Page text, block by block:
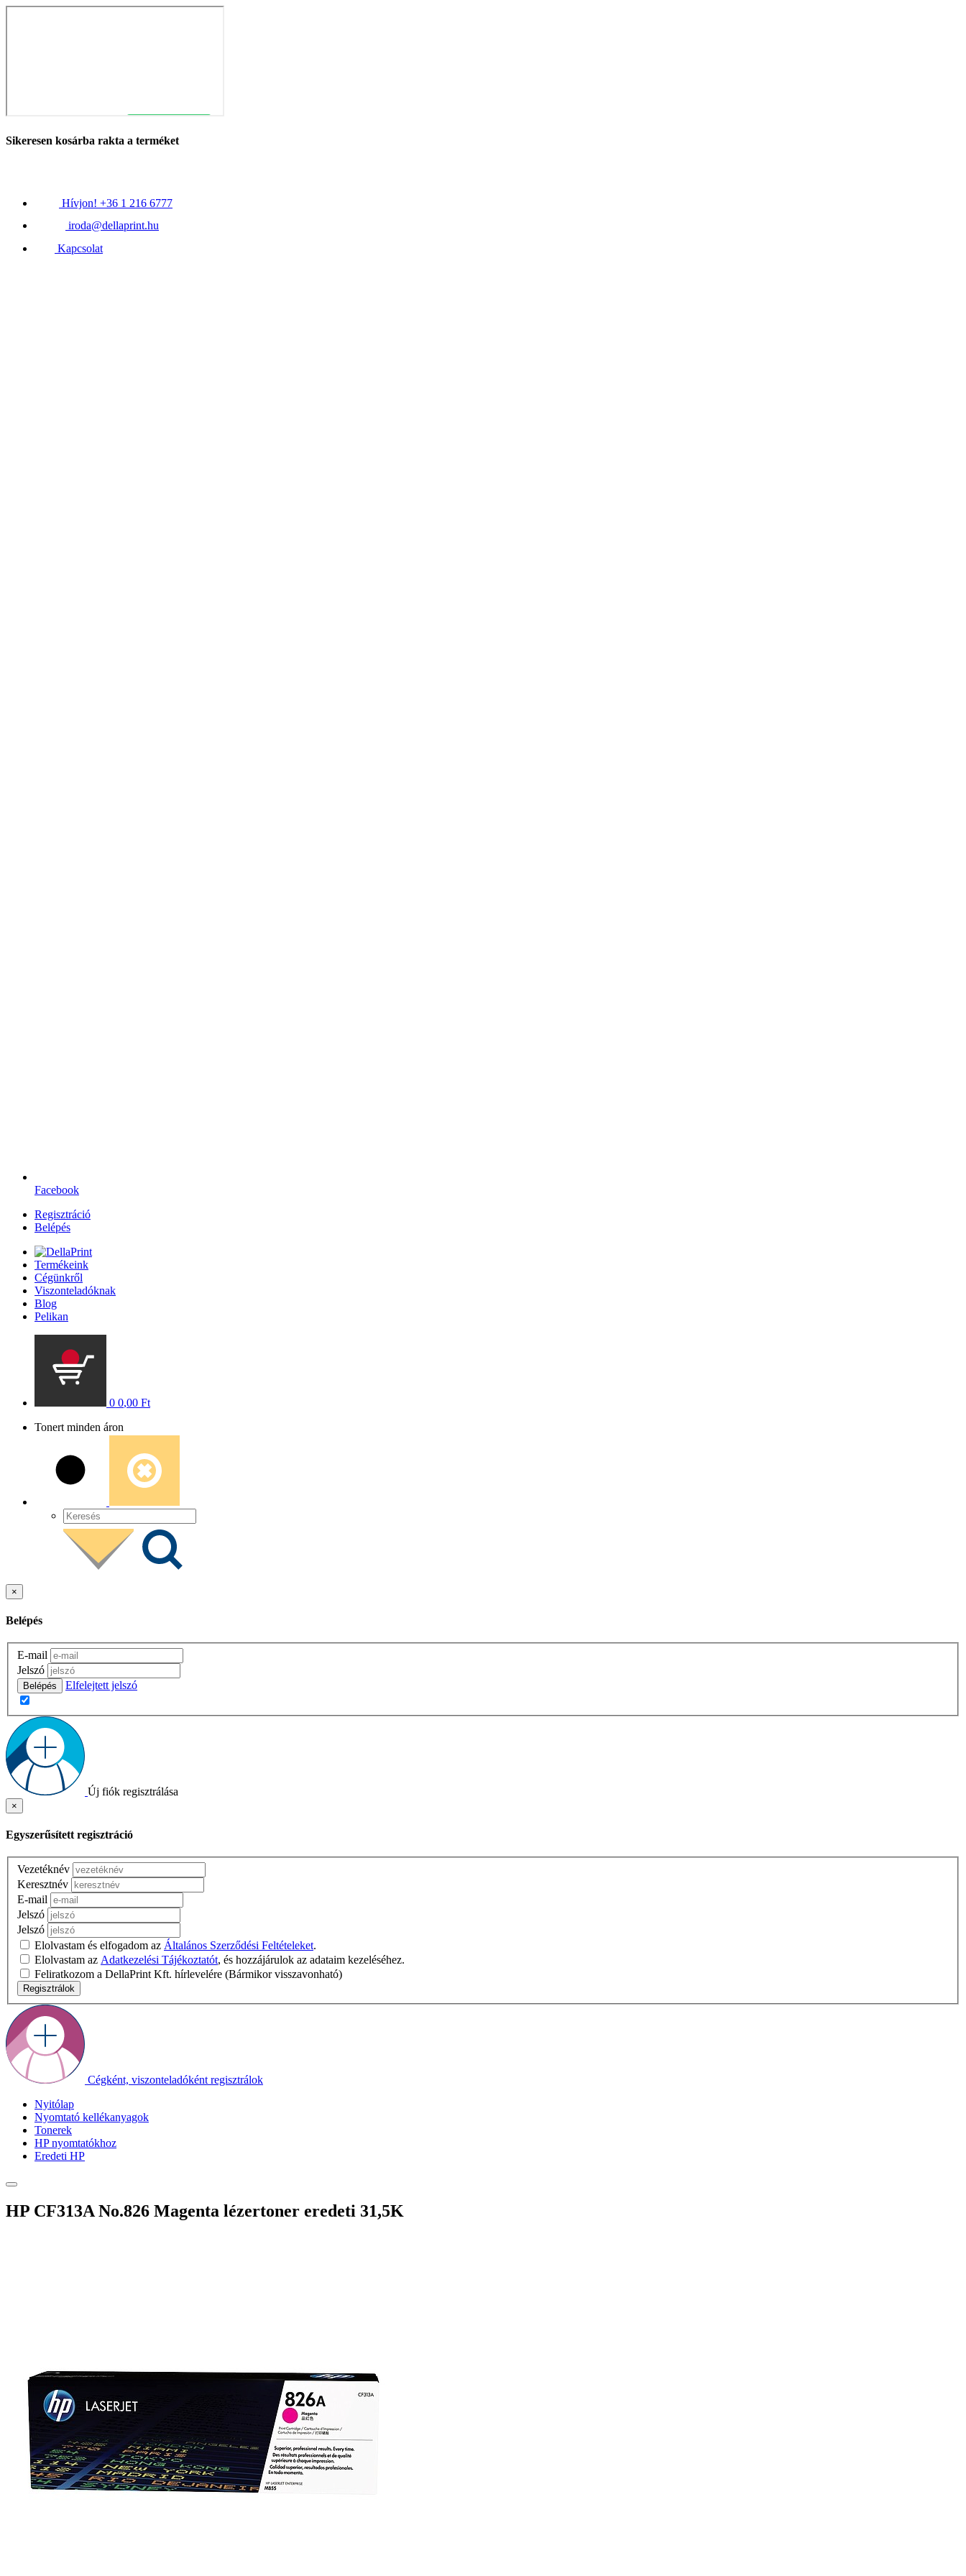
Sikeresen kosárba rakta a terméket
Hívjon! +36 1 216 6777
iroda@dellaprint.hu
Kapcsolat
Facebook
Regisztráció
Belépés
Termékeink
Cégünkről
Viszonteladóknak
Blog
Pelikan
0 0,00 Ft
Tonert minden áron
×
Belépés
E-mail
Jelszó
Belépés Elfelejtett jelszó
Új fiók regisztrálása
×
Egyszerűsített regisztráció
Vezetéknév
Keresztnév
E-mail
Jelszó
Jelszó
Elolvastam és elfogadom az Általános Szerződési Feltételeket.
Elolvastam az Adatkezelési Tájékoztatót, és hozzájárulok az adataim kezeléséhez.
Feliratkozom a DellaPrint Kft. hírlevelére (Bármikor visszavonható)
Regisztrálok
Cégként, viszonteladóként regisztrálok
Nyitólap
Nyomtató kellékanyagok
Tonerek
HP nyomtatókhoz
Eredeti HP
HP CF313A No.826 Magenta lézertoner eredeti 31,5K